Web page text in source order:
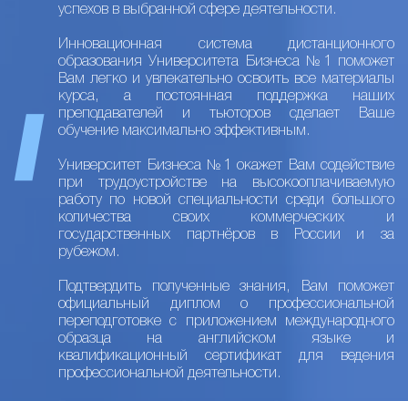
успехов в выбранной сфере деятельности.
Инновационная система дистанционного
образования Университета Бизнеса №1 поможет
Вам легко и увлекательно освоить все материалы
курса, а постоянная поддержка наших
преподавателей и тьюторов сделает Ваше
обучение максимально эффективным.
Университет Бизнеса №1 окажет Вам содействие
при трудоустройстве на высокооплачиваемую
работу по новой специальности среди большого
количества своих коммерческих и
государственных партнёров в России и за
рубежом.
Подтвердить полученные знания, Вам поможет
официальный диплом о профессиональной
переподготовке с приложением международного
образца на английском языке и
квалификационный сертификат для ведения
профессиональной деятельности.